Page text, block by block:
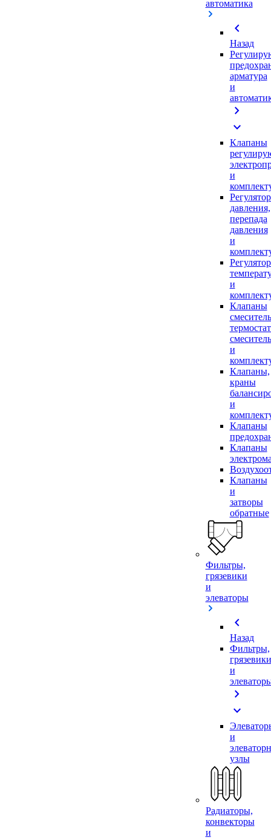
автоматика
chevron_left
Назад
арматура
и
chevron_right
expand_more
Клапаны
и
давления,
перепада
давления
и
и
Клапаны
и
Клапаны,
краны
и
Клапаны
Клапаны
Клапаны
и
затворы
обратные
Фильтры,
грязевики
и
элеваторы
chevron_left
Назад
Фильтры,
грязевики
и
chevron_right
expand_more
и
узлы
Радиаторы,
конвекторы
и